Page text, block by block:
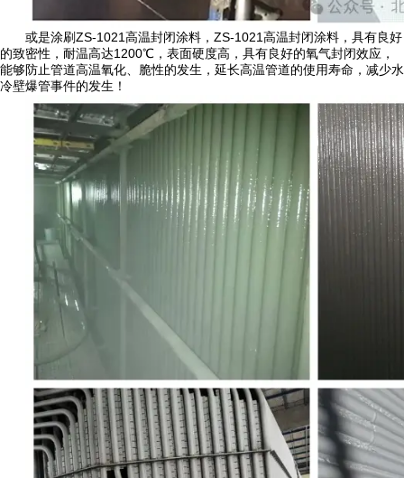
或是涂刷ZS-1021高温封闭涂料，ZS-1021高温封闭涂料，具有良好
的致密性，耐温高达1200℃，表面硬度高，具有良好的氧气封闭效应，
能够防止管道高温氧化、脆性的发生，延长高温管道的使用寿命，减少水
冷壁爆管事件的发生！